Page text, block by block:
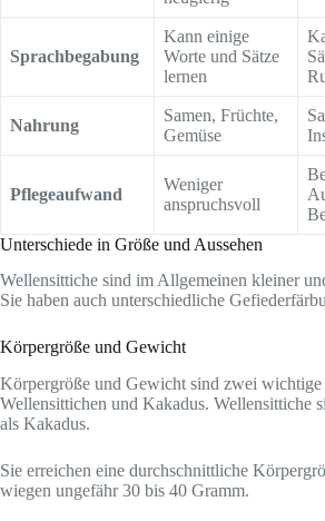
Sprachbegabung
Kann einige
Worte und Sätze
lernen
Nahrung
Samen, Früchte,
Gemüse
Pflegeaufwand
Weniger
anspruchsvoll
Unterschiede in Größe und Aussehen
Wellensittiche sind im Allgemeinen kleiner
Sie haben auch unterschiedliche
Körpergröße und Gewicht
Körpergröße und Gewicht sind zwei wichtige
Wellensittichen und Kakadus. Wellensittiche
als Kakadus.
Sie erreichen eine durchschnittliche
wiegen ungefähr 30 bis 40 Gramm.